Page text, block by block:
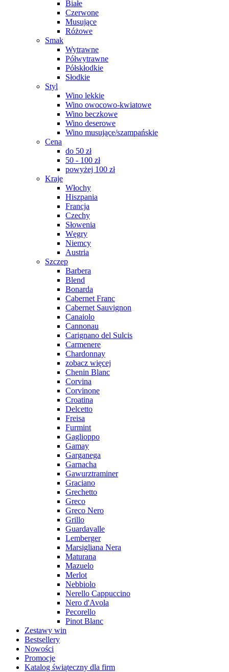
Białe
Czerwone
Musujące
Różowe
Smak
Wytrawne
Półwytrawne
Półskłodkie
Słodkie
Styl
Wino lekkie
Wino owocowo-kwiatowe
Wino beczkowe
Wino deserowe
Wino musujące/szampańskie
Cena
do 50 zł
50 - 100 zł
powyżej 100 zł
Kraje
Włochy
Hiszpania
Francja
Czechy
Słowenia
Węgry
Niemcy
Austria
Szczep
Barbera
Blend
Bonarda
Cabernet Franc
Cabernet Sauvignon
Canaiolo
Cannonau
Carignano del Sulcis
Carmenere
Chardonnay
zobacz więcej
Chenin Blanc
Corvina
Corvinone
Croatina
Delcetto
Freisa
Furmint
Gaglioppo
Gamay
Garganega
Garnacha
Gawurztraminer
Graciano
Grechetto
Greco
Greco Nero
Grillo
Guardavalle
Lemberger
Marsigliana Nera
Maturana
Mazuelo
Merlot
Nebbiolo
Nerello Cappuccino
Nero d'Avola
Pecorello
Pinot Blanc
Zestawy win
Bestsellery
Nowości
Promocje
Katalog świąteczny dla firm